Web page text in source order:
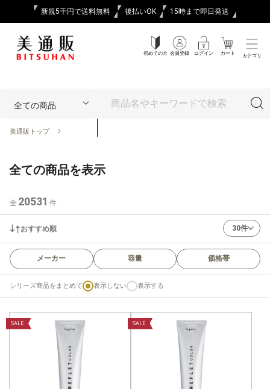
新規5千円で送料無料 後払いOK 15時まで即日発送
初めての方 会員登録 ログイン カート カテゴリ
美通販トップ
全ての商品を表示
全 20531 件
おすすめ順
メーカー 容量 価格帯
30件
シリーズ商品をまとめて 表示しない 表示する
SALE SALE